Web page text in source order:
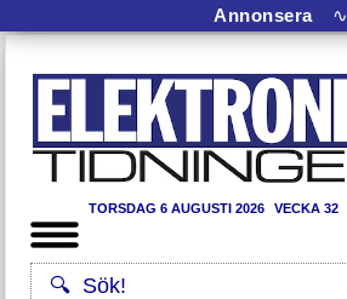
Annonsera ∿
TORSDAG 6 AUGUSTI 2026 VECKA 32